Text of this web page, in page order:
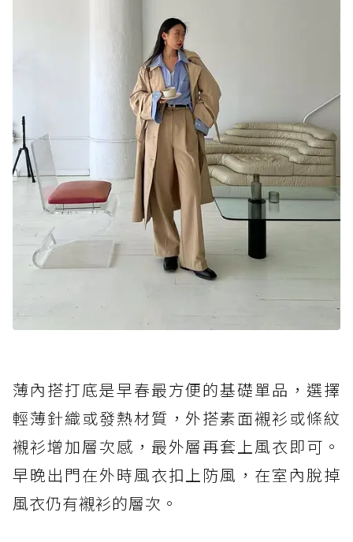
薄內搭打底是早春最方便的基礎單品，選擇
輕薄針織或發熱材質，外搭素面襯衫或條紋
襯衫增加層次感，最外層再套上風衣即可。
早晚出門在外時風衣扣上防風，在室內脫掉
風衣仍有襯衫的層次。